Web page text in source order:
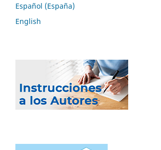
Español (España)
English